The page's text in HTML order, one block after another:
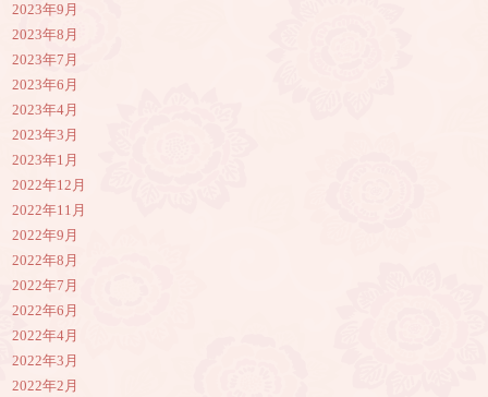
2023年9月
2023年8月
2023年7月
2023年6月
2023年4月
2023年3月
2023年1月
2022年12月
2022年11月
2022年9月
2022年8月
2022年7月
2022年6月
2022年4月
2022年3月
2022年2月